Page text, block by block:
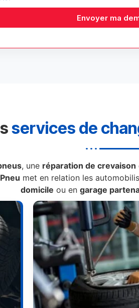
Envoyer ma
services de
, une réparation de crevaison
met en relation les
domicile ou en garage